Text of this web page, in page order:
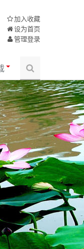
加入收藏
设为首页
管理登录